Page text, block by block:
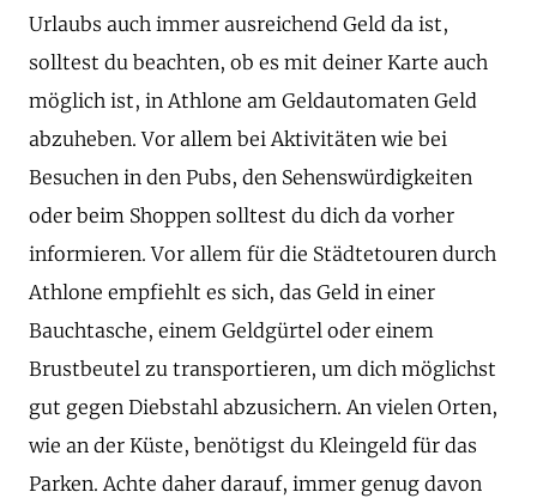
Urlaubs auch immer ausreichend Geld da ist,
solltest du beachten, ob es mit deiner Karte auch
möglich ist, in Athlone am Geldautomaten Geld
abzuheben. Vor allem bei Aktivitäten wie bei
Besuchen in den Pubs, den Sehenswürdigkeiten
oder beim Shoppen solltest du dich da vorher
informieren. Vor allem für die Städtetouren durch
Athlone empfiehlt es sich, das Geld in einer
Bauchtasche, einem Geldgürtel oder einem
Brustbeutel zu transportieren, um dich möglichst
gut gegen Diebstahl abzusichern. An vielen Orten,
wie an der Küste, benötigst du Kleingeld für das
Parken. Achte daher darauf, immer genug davon